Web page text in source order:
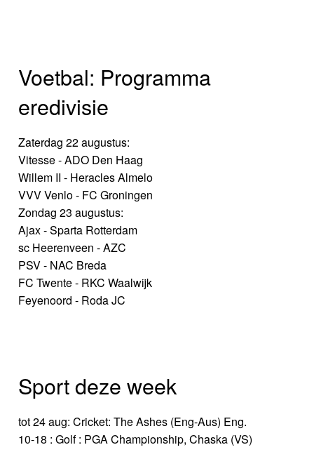
Voetbal: Programma
eredivisie
Zaterdag 22 augustus:
Vitesse - ADO Den Haag
Willem II - Heracles Almelo
VVV Venlo - FC Groningen
Zondag 23 augustus:
Ajax - Sparta Rotterdam
sc Heerenveen - AZC
PSV - NAC Breda
FC Twente - RKC Waalwijk
Feyenoord - Roda JC
Sport deze week
tot 24 aug: Cricket: The Ashes (Eng-Aus) Eng.
10-18 : Golf : PGA Championship, Chaska (VS)